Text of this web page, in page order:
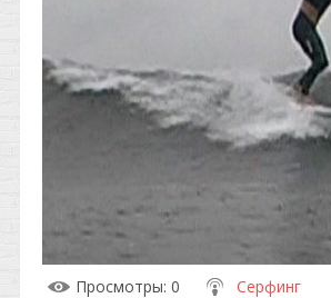
Просмотры: 0 Серфинг